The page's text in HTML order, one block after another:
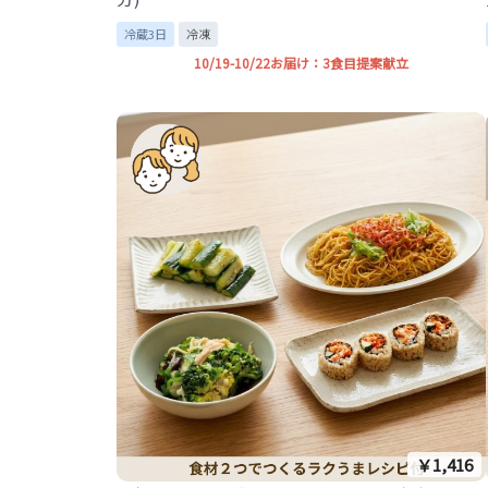
冷蔵3日 冷凍
10/19-10/22お届け：3食目提案献立
￥1,416